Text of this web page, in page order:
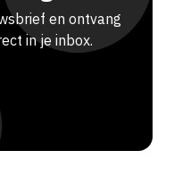
en ontvang
in je inbox.